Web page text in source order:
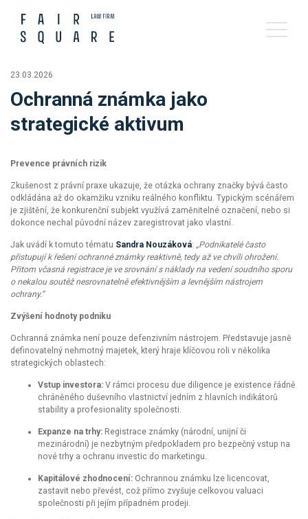
23.03.2026
Ochranná známka jako
strategické aktivum
Prevence právních rizik
Zkušenost z právní praxe ukazuje, že otázka ochrany značky bývá často
odkládána až do okamžiku vzniku reálného konfliktu. Typickým scénářem
je zjištění, že konkurenční subjekt využívá zaměnitelné označení, nebo si
dokonce nechal původní název zaregistrovat jako vlastní.
Jak uvádí k tomuto tématu Sandra Nouzáková: „Podnikatelé často
přistupují k řešení ochranné známky reaktivně, tedy až ve chvíli ohrožení.
Přitom včasná registrace je ve srovnání s náklady na vedení soudního sporu
o nekalou soutěž nesrovnatelně efektivnějším a levnějším nástrojem
ochrany.“
Zvýšení hodnoty podniku
Ochranná známka není pouze defenzivním nástrojem. Představuje jasně
definovatelný nehmotný majetek, který hraje klíčovou roli v několika
strategických oblastech:
Vstup investora: V rámci procesu due diligence je existence řádně
chráněného duševního vlastnictví jedním z hlavních indikátorů
stability a profesionality společnosti.
Expanze na trhy: Registrace známky (národní, unijní či
mezinárodní) je nezbytným předpokladem pro bezpečný vstup na
nové trhy a ochranu investic do marketingu.
Kapitálové zhodnocení: Ochrannou známku lze licencovat,
zastavit nebo převést, což přímo zvyšuje celkovou valuaci
společnosti při jejím případném prodeji.